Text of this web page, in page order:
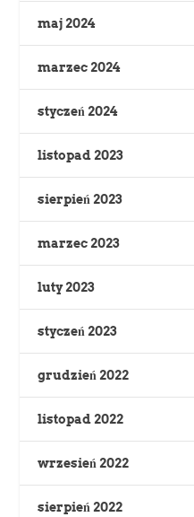
maj 2024
marzec 2024
styczeń 2024
listopad 2023
sierpień 2023
marzec 2023
luty 2023
styczeń 2023
grudzień 2022
listopad 2022
wrzesień 2022
sierpień 2022